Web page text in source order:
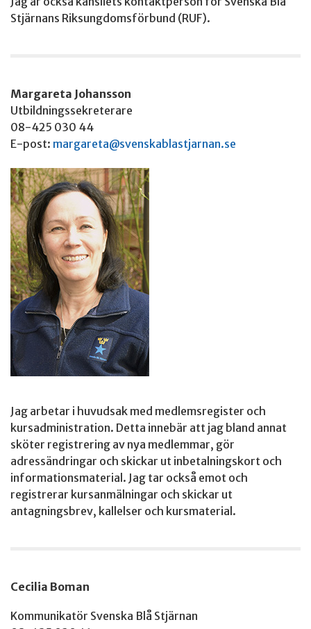
Stjärnans Riksungdomsförbund (RUF).
Margareta Johansson
Utbildningssekreterare
08-425 030 44
E-post: margareta@svenskablastjarnan.se
Jag arbetar i huvudsak med medlemsregister och
kursadministration. Detta innebär att jag bland annat
sköter registrering av nya medlemmar, gör
adressändringar och skickar ut inbetalningskort och
informationsmaterial. Jag tar också emot och
registrerar kursanmälningar och skickar ut
antagningsbrev, kallelser och kursmaterial.
Cecilia Boman
Kommunikatör Svenska Blå Stjärnan